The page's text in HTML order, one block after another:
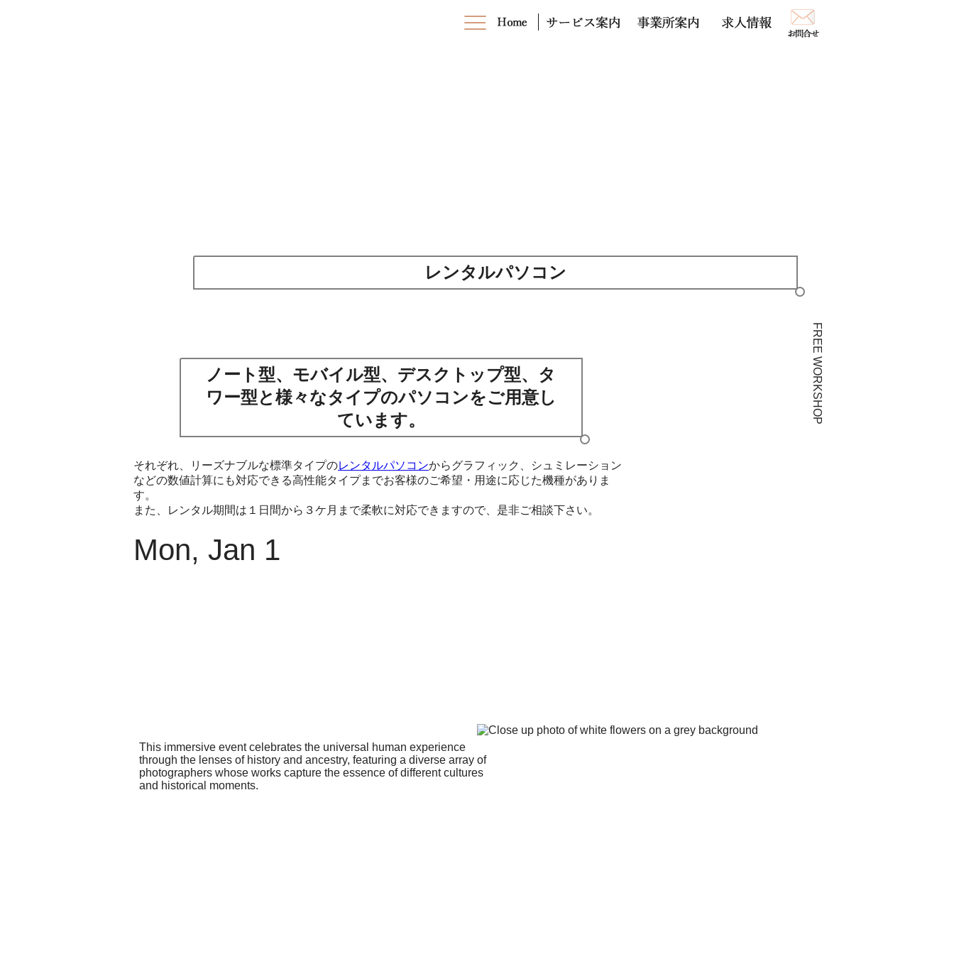
レンタルパソコン
ノート型、モバイル型、デスクトップ型、タ
ワー型と様々なタイプのパソコンをご用意し
ています。
それぞれ、リーズナブルな標準タイプのレンタルパソコンからグラフィック、シュミレーション
などの数値計算にも対応できる高性能タイプまでお客様のご希望・用途に応じた機種がありま
す。
また、レンタル期間は１日間から３ケ月まで柔軟に対応できますので、是非ご相談下さい。
Mon, Jan 1
FREE WORKSHOP
This immersive event celebrates the universal human experience
through the lenses of history and ancestry, featuring a diverse array of
photographers whose works capture the essence of different cultures
and historical moments.